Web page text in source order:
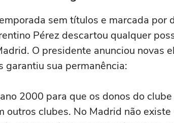
sem títulos e marcada por
Pérez descartou qualquer
O presidente anunciou novas
garantiu sua permanência:
2000 para que os donos do
outros clubes. No Madrid não